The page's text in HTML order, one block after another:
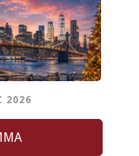
2026